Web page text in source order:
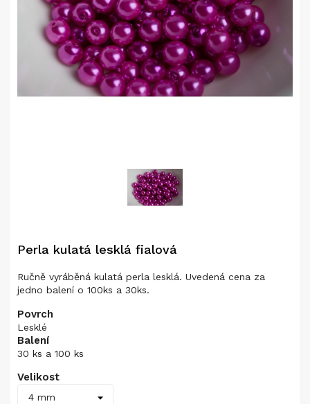
Perla kulatá lesklá fialová
Ručně vyráběná kulatá perla lesklá. Uvedená cena za
jedno balení o 100ks a 30ks.
Povrch
Lesklé
Balení
30 ks a 100 ks
Velikost